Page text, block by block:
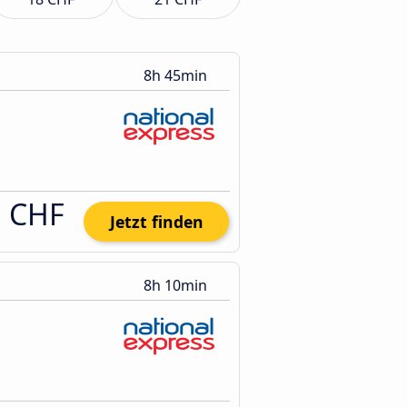
8h 45min
Jetzt finden
8h 10min